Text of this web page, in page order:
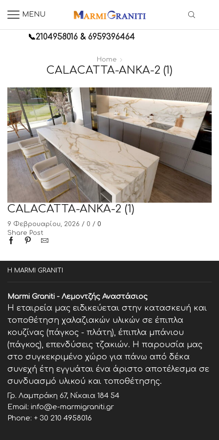
MENU
📞2104958016 &6959396464
Home
CALACATTA-ANKA-2 (1)
CALACATTA-ANKA-2 (1)
9 Φεβρουαρίου, 2026 / 0 / 0
Share Post
Η MARMI GRANITI
Marmi Graniti - Λεμοντζής Αναστάσιος
Η εταιρεία μας ειδικεύεται στην κατασκευή και
τοποθέτηση χαλαζιακών υλικών σε έπιπλα
κουζίνας (πάγκος - πλάτη), έπιπλα μπάνιου
(πάγκος), επενδύσεις τζακιών. Η παρουσία μας
στο συγκεκριμένο χώρο για πάνω από δέκα
συνεχή έτη εγγυάται ένα άριστο αποτέλεσμα σε
συνδυασμό υλικού και τοποθέτησης.
Γρ. Λαμπράκη 67, Νίκαια 184 54
Email: info@e-marmigraniti.gr
Phone: + 30 210 4958016